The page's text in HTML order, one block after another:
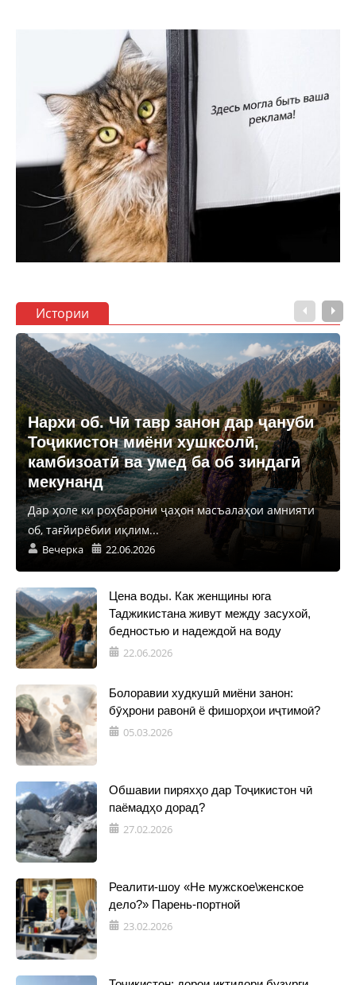
Истории
Нархи об. Чӣ тавр занон дар ҷануби
Тоҷикистон миёни хушксолӣ,
камбизоатӣ ва умед ба об зиндагӣ
мекунанд
Дар ҳоле ки роҳбарони ҷаҳон масъалаҳои амнияти
об, тағйирёбии иқлим...
Вечерка 22.06.2026
Цена воды. Как женщины юга
Таджикистана живут между засухой,
бедностью и надеждой на воду
22.06.2026
Болоравии худкушӣ миёни занон:
бӯҳрони равонӣ ё фишорҳои иҷтимоӣ?
05.03.2026
Обшавии пиряхҳо дар Тоҷикистон чӣ
паёмадҳо дорад?
27.02.2026
Реалити-шоу «Не мужское\женское
дело?» Парень-портной
23.02.2026